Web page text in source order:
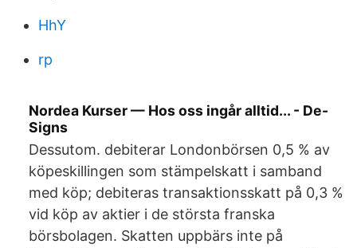
HhY
rp
Nordea Kurser — Hos oss ingår alltid... - De-
Signs
Dessutom. debiterar Londonbörsen 0,5 % av
köpeskillingen som stämpelskatt i samband
med köp; debiteras transaktionsskatt på 0,3 %
vid köp av aktier i de största franska
börsbolagen. Skatten uppbärs inte på